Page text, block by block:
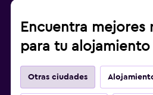
Encuentra mejores
para tu alojamiento
Otras ciudades